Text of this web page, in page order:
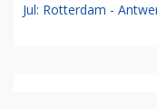
Jul: Rotterdam -